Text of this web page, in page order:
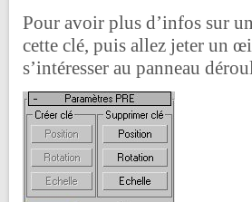
Pour avoir plus d’infos sur
cette clé, puis allez jeter un
s’intéresser au panneau